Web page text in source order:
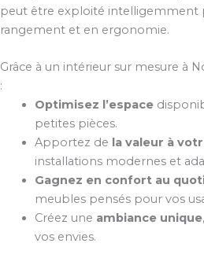
peut être exploité intelligemment
rangement et en ergonomie.
Grâce à un intérieur sur mesure à
:
Optimisez l’espace
petites pièces.
Apportez de la valeur à
installations modernes et
Gagnez en confort au
meubles pensés pour vos
Créez une ambiance unique
vos envies.